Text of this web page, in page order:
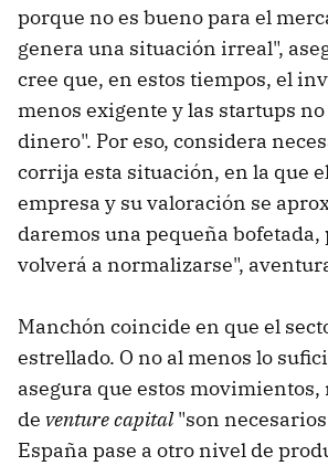
porque no es bueno para el
genera una situación irreal",
cree que, en estos tiempos, el
menos exigente y las startups
dinero". Por eso, considera
corrija esta situación, en la que
empresa y su valoración se
daremos una pequeña bofetada,
volverá a normalizarse",
Manchón coincide en que el
estrellado. O no al menos lo
asegura que estos movimientos,
de venture capital"son
España pase a otro nivel de